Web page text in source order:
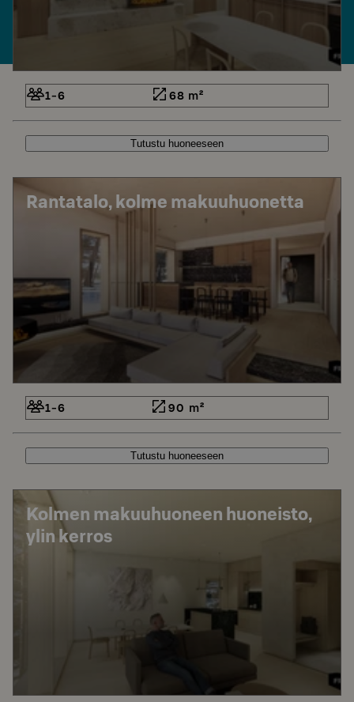
1-6 68 m²
Tutustu huoneeseen
Rantatalo, kolme makuuhuonetta
1-6 90 m²
Tutustu huoneeseen
Kolmen makuuhuoneen huoneisto,
ylin kerros